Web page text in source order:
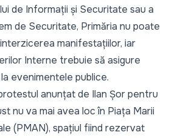
de Informații și Securitate sau a
de Securitate, Primăria nu poate
manifestațiilor, iar
Interne trebuie să asigure
evenimentele publice.
anunțat de Ilan Șor pentru
nu va mai avea loc în Piața Marii
(PMAN), spațiul fiind rezervat